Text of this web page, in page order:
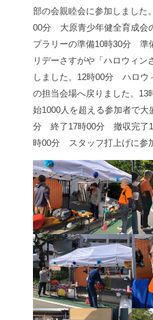
部の会親睦会に参加しました。
00分 大原青少年健全育成会
プラリーの準備10時30分 準
リデーさすがや「ハロウィン
しました。 12時00分 ハロウ
の担当会場へ戻りました。 13
始1000人を超える参加者で大
分 終了17時00分 撤収完了
時00分 スタッフ打上げに参